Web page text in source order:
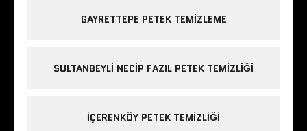
GAYRETTEPE PETEK TEMIZLEME
SULTANBEYLI NECIP FAZIL PETEK TEMIZLIĞI
IÇERENKÖY PETEK TEMIZLIĞI